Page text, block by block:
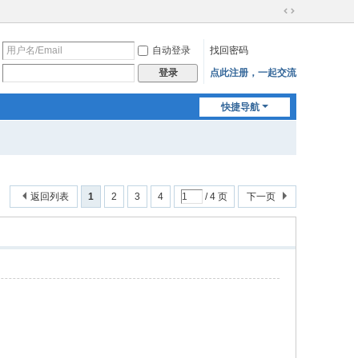
切
宽
自动登录
找回密码
登录 点此注册，一起交流
快捷导航
1 2 3 4 / 4 页 下一页
返回列表